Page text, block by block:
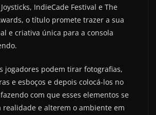
IndieCade Festival e The
o título promete trazer a sua
e criativa única para a consola
jogadores podem tirar fotografias,
e esboços e depois colocá-los no
com que esses elementos se
e alterem o ambiente em